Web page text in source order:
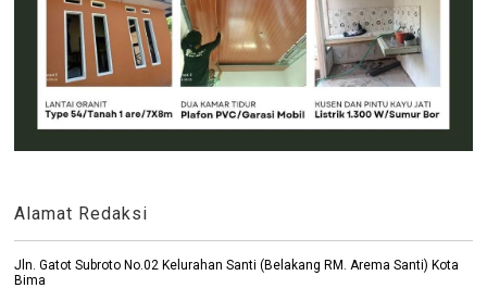
Alamat Redaksi
Jln. Gatot Subroto No.02 Kelurahan Santi (Belakang RM. Arema Santi) Kota
Bima